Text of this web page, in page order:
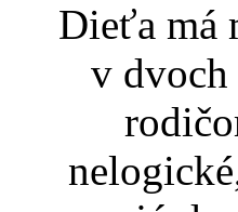
Dieťa má
v dvoch